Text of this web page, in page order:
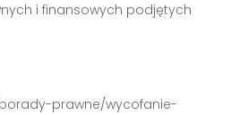
i finansowych podjętych
prawne/wycofanie-